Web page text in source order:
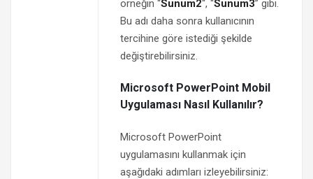
örneğin “Sunum2“, “Sunum3” gibi.
Bu adı daha sonra kullanıcının
tercihine göre istediği şekilde
değiştirebilirsiniz.
Microsoft PowerPoint Mobil
Uygulaması Nasıl Kullanılır?
Microsoft PowerPoint
uygulamasını kullanmak için
aşağıdaki adımları izleyebilirsiniz: